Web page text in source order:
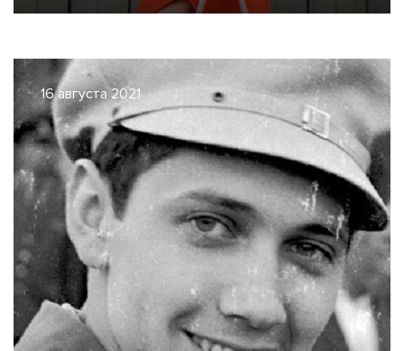
16 августа 2021